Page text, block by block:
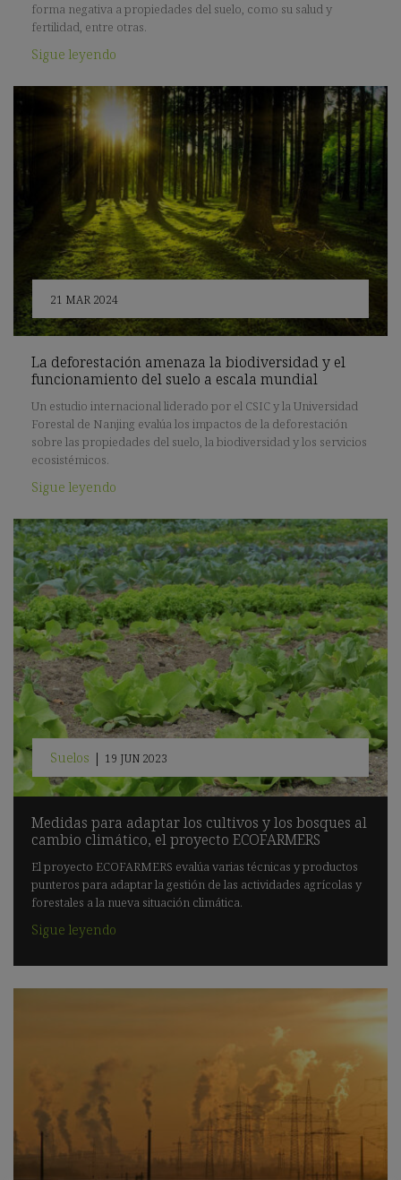
forma negativa a propiedades del suelo, como su salud y
fertilidad, entre otras.
Sigue leyendo
21 MAR 2024
La deforestación amenaza la biodiversidad y el
funcionamiento del suelo a escala mundial
Un estudio internacional liderado por el CSIC y la Universidad
Forestal de Nanjing evalúa los impactos de la deforestación
sobre las propiedades del suelo, la biodiversidad y los servicios
ecosistémicos.
Sigue leyendo
Suelos | 19 JUN 2023
Medidas para adaptar los cultivos y los bosques al
cambio climático, el proyecto ECOFARMERS
El proyecto ECOFARMERS evalúa varias técnicas y productos
punteros para adaptar la gestión de las actividades agrícolas y
forestales a la nueva situación climática.
Sigue leyendo